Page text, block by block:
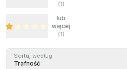
(1)
lub
więcej
(1)
Sortuj według
Trafność